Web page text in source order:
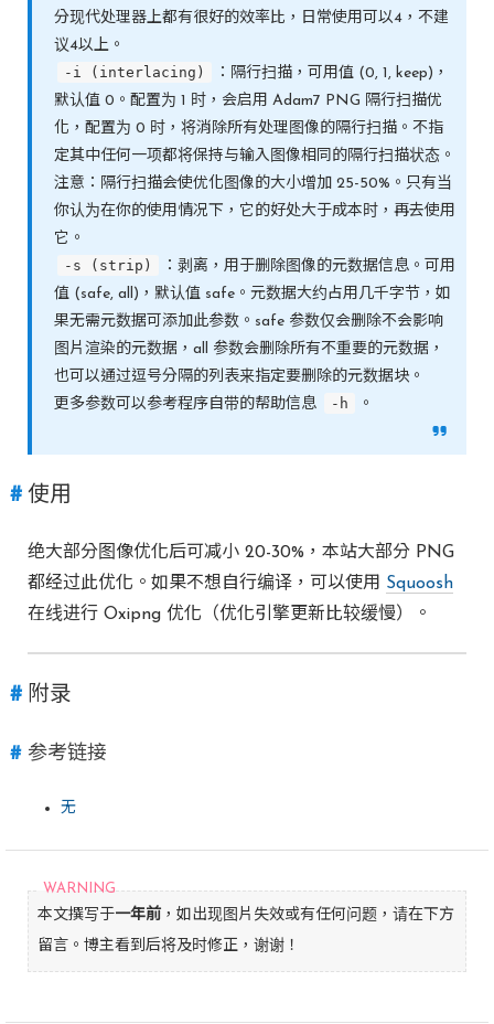
分现代处理器上都有很好的效率比，日常使用可以4，不建
议4以上。
-i (interlacing)
：隔行扫描，可用值 (0, 1, keep)，
默认值 0。配置为 1 时，会启用 Adam7 PNG 隔行扫描优
化，配置为 0 时，将消除所有处理图像的隔行扫描。不指
定其中任何一项都将保持与输入图像相同的隔行扫描状态。
注意：隔行扫描会使优化图像的大小增加 25-50%。只有当
你认为在你的使用情况下，它的好处大于成本时，再去使用
它。
-s (strip)
：剥离，用于删除图像的元数据信息。可用
值 (safe, all)，默认值 safe。元数据大约占用几千字节，如
果无需元数据可添加此参数。safe 参数仅会删除不会影响
图片渲染的元数据，all 参数会删除所有不重要的元数据，
也可以通过逗号分隔的列表来指定要删除的元数据块。
更多参数可以参考程序自带的帮助信息
-h 。
使用
绝大部分图像优化后可减小 20-30%，本站大部分 PNG
都经过此优化。如果不想自行编译，可以使用 Squoosh
在线进行 Oxipng 优化（优化引擎更新比较缓慢）。
附录
参考链接
无
本文撰写于一年前 ，如出现图片失效或有任何问题，请在下方
留言。博主看到后将及时修正，谢谢！